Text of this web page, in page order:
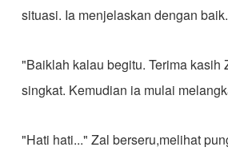
situasi. Ia menjelaskan dengan baik.
"Baiklah kalau begitu. Terima kasih
singkat. Kemudian ia mulai
"Hati hati..." Zal berseru,melihat